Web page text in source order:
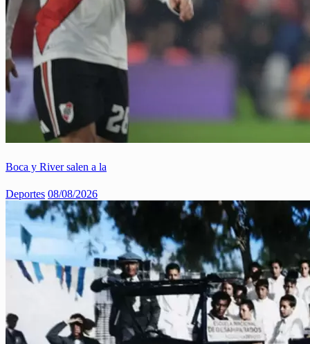
Boca y River salen a la
Deportes 08/08/2026